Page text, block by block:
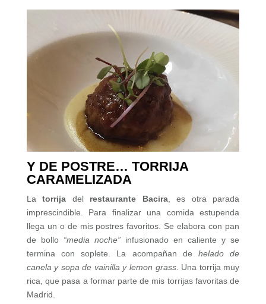
Y DE POSTRE… TORRIJA
CARAMELIZADA
Latorrija del restaurante Bacira, es otra parada
imprescindible. Para finalizar una comida estupenda
llega un o de mis postres favoritos. Se elabora con pan
de bollo “media noche”infusionado en caliente y se
termina con soplete. La acompañan de helado de
canela y sopa de vainilla y lemon grass. Una torrija muy
rica, que pasa a formar parte de mis torrijas favoritas de
Madrid.